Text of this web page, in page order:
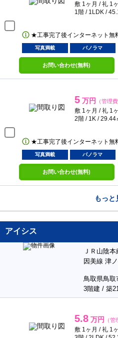
敷 1ヶ月 / 礼 1
1階 / 1LDK /
★工事完了後インターネット無
写真満載 パノラマ
お問い合わせ(無料)
5 万円 （管理
敷 1ヶ月 / 礼 1
2階 / 1K / 29.44
★工事完了後インターネット無
写真満載 パノラマ
お問い合わせ(無料)
もっと
アイシス
ＪＲ山陰
因美線 津
鳥取県鳥取
3階建 / 築
5.8 万円 （管
敷 1ヶ月 / 礼 1